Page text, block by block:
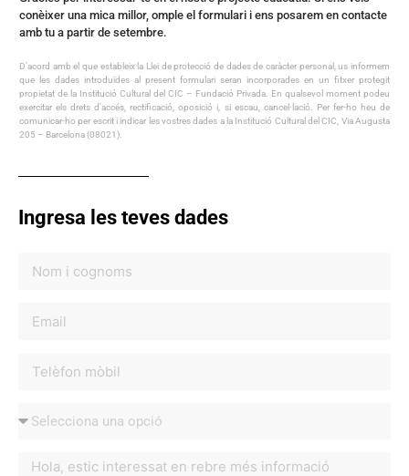
conèixer una mica millor, omple el formulari i ens posarem en contacte
amb tu a partir de setembre.
D’acord amb el que estableix la Llei de protecció de dades de caràcter personal, us informem
que les dades introduïdes al present formulari seran incorporades en un fitxer protegit
propietat de la Institució Cultural del CIC – Fundació Privada. En qualsevol moment podeu
exercitar els drets d’accés, rectificació, oposició i, si escau, cancel·lació. Per fer-ho heu de
comunicar-ho per escrit i indicar les vostres dades a la Institució Cultural del CIC, Via Augusta
205 – Barcelona (08021).
Ingresa les teves dades